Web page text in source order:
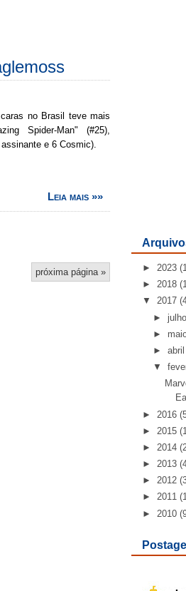
no Brasil teve mais
Spider-Man" (#25),
e 6 Cosmic).
Leia mais »»
próxima página » ► 2023
► 2018
▼
2017
► julho
►
►abril
▼
► 2016
► 2015
► 2014
► 2013
► 2012
► 2011
► 2010